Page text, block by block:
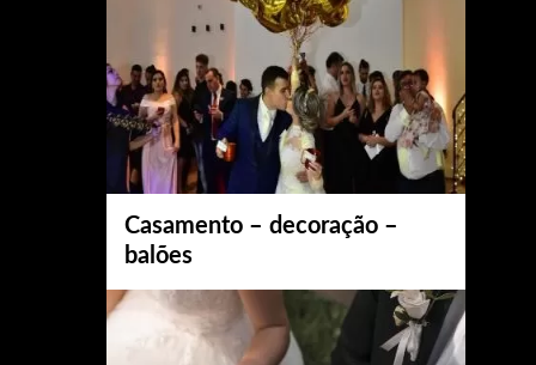
Casamento – decoração –
balões